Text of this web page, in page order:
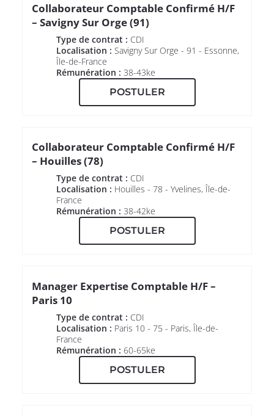
Collaborateur Comptable Confirmé H/F
– Savigny Sur Orge (91)
Type de contrat : CDI
Localisation : Savigny Sur Orge - 91 - Essonne,
Île-de-France
Rémunération : 38-43ke
POSTULER
Collaborateur Comptable Confirmé H/F
– Houilles (78)
Type de contrat : CDI
Localisation : Houilles - 78 - Yvelines, Île-de-
France
Rémunération : 38-42ke
POSTULER
Manager Expertise Comptable H/F –
Paris 10
Type de contrat : CDI
Localisation : Paris 10 - 75 - Paris, Île-de-
France
Rémunération : 60-65ke
POSTULER